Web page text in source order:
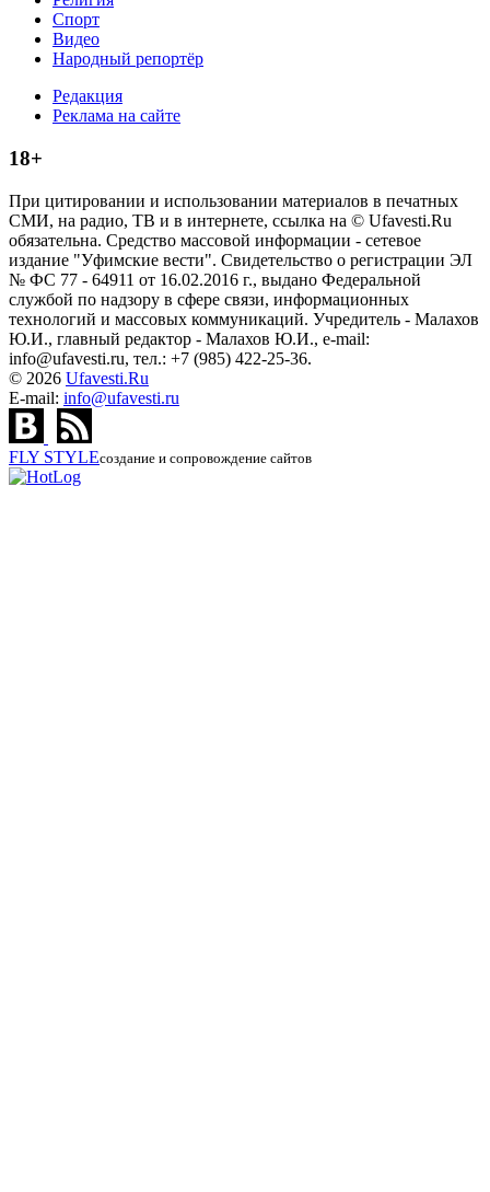
Спорт
Видео
Народный репортёр
Редакция
Реклама на сайте
18+
При цитировании и использовании материалов в печатных
СМИ, на радио, ТВ и в интернете, ссылка на © Ufavesti.Ru
обязательна. Средство массовой информации - сетевое
издание "Уфимские вести". Свидетельство о регистрации ЭЛ
№ ФС 77 - 64911 от 16.02.2016 г., выдано Федеральной
службой по надзору в сфере связи, информационных
технологий и массовых коммуникаций. Учредитель - Малахов
Ю.И., главный редактор - Малахов Ю.И., e-mail:
info@ufavesti.ru, тел.: +7 (985) 422-25-36.
© 2026 Ufavesti.Ru
E-mail: info@ufavesti.ru
FLY STYLEсоздание и сопровождение сайтов